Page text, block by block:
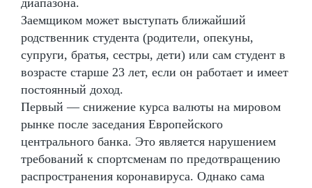
Заемщиком может выступать ближайший
родственник студента (родители, опекуны,
супруги, братья, сестры, дети) или сам студент в
возрасте старше 23 лет, если он работает и имеет
постоянный доход.
Первый — снижение курса валюты на мировом
рынке после заседания Европейского
центрального банка. Это является нарушением
требований к спортсменам по предотвращению
распространения коронавируса. Однако сама